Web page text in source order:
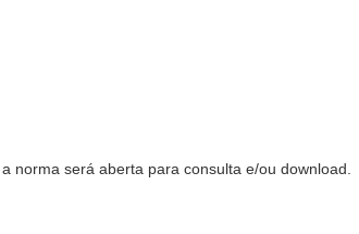
norma será aberta para consulta e/ou download.